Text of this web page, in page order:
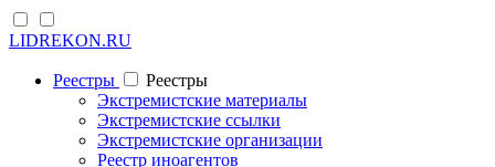
LIDREKON.RU
Реестры
Реестры
Экстремистские материалы
Экстремистские ссылки
Экстремистские организации
Реестр иноагентов